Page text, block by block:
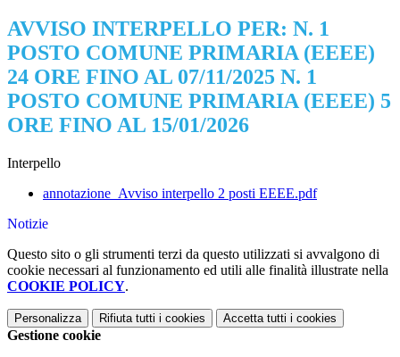
AVVISO INTERPELLO PER: N. 1
POSTO COMUNE PRIMARIA (EEEE)
24 ORE FINO AL 07/11/2025 N. 1
POSTO COMUNE PRIMARIA (EEEE) 5
ORE FINO AL 15/01/2026
Interpello
annotazione_Avviso interpello 2 posti EEEE.pdf
Notizie
Questo sito o gli strumenti terzi da questo utilizzati si avvalgono di
cookie necessari al funzionamento ed utili alle finalità illustrate nella
COOKIE POLICY.
Personalizza Rifiuta tutti i cookies Accetta tutti i cookies
Gestione cookie